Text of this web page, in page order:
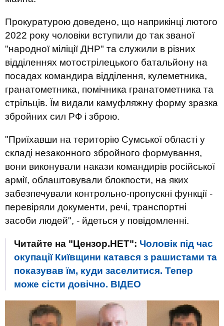
Прокуратурою доведено, що наприкінці лютого
2022 року чоловіки вступили до так званої
"народної міліції ДНР" та служили в різних
відділеннях мотострілецького батальйону на
посадах командира відділення, кулеметника,
гранатометника, помічника гранатометника та
стрільців. Їм видали камуфляжну форму зразка
збройних сил РФ і зброю.
"Приїхавши на територію Сумської області у
складі незаконного збройного формування,
вони виконували накази командирів російської
армії, облаштовували блокпости, на яких
забезпечували контрольно-пропускні функції -
перевіряли документи, речі, транспортні
засоби людей", - йдеться у повідомленні.
Читайте на "Цензор.НЕТ": Чоловік під час
окупації Київщини катався з рашистами та
показував їм, куди заселитися. Тепер
може сісти довічно. ВIДЕО